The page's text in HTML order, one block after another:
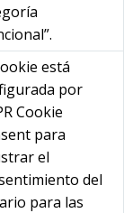
está
por
Cookie
para
el
del
para las